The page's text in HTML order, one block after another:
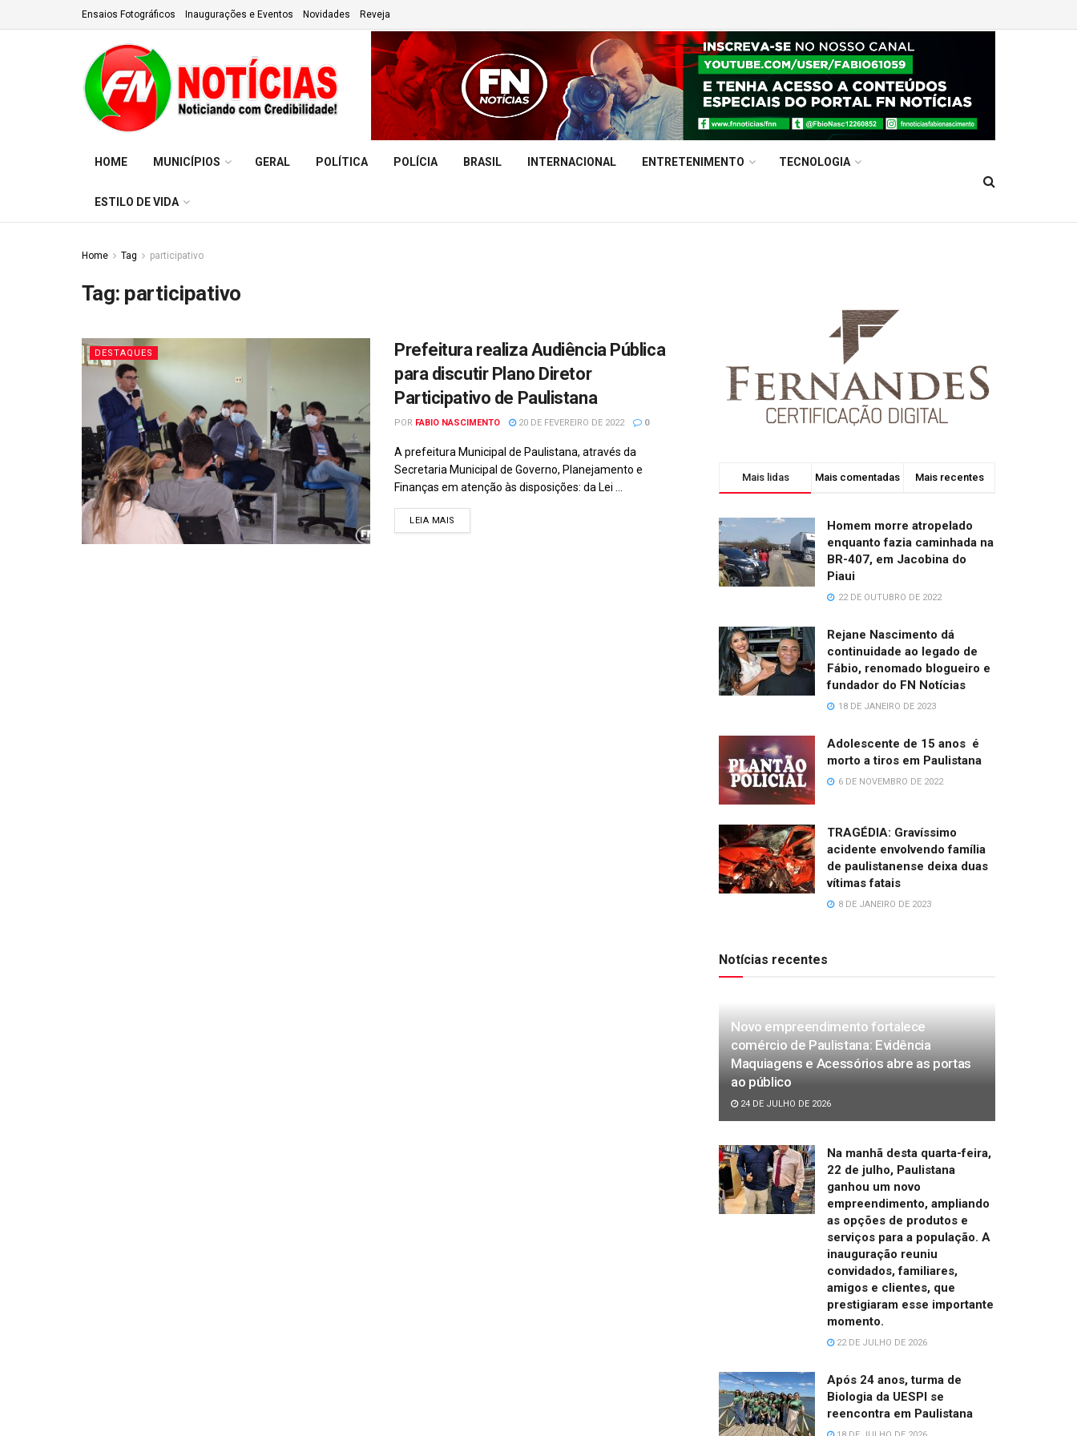
Ensaios Fotográficos Inaugurações e Eventos Novidades Reveja
HOME MUNICÍPIOS GERAL POLÍTICA POLÍCIA BRASIL INTERNACIONAL ENTRETENIMENTO TECNOLOGIA
ESTILO DE VIDA
Home Tag participativo
Tag: participativo
DESTAQUES
Prefeitura realiza Audiência Pública
para discutir Plano Diretor
Participativo de Paulistana
POR FABIO NASCIMENTO 20 DE FEVEREIRO DE 2022 0
A prefeitura Municipal de Paulistana, através da
Secretaria Municipal de Governo, Planejamento e
Finanças em atenção às disposições: da Lei ...
LEIA MAIS
Mais lidas Mais comentadas Mais recentes
Homem morre atropelado
enquanto fazia caminhada na
BR-407, em Jacobina do
Piaui
22 DE OUTUBRO DE 2022
Rejane Nascimento dá
continuidade ao legado de
Fábio, renomado blogueiro e
fundador do FN Notícias
18 DE JANEIRO DE 2023
Adolescente de 15 anos é
morto a tiros em Paulistana
6 DE NOVEMBRO DE 2022
TRAGÉDIA: Gravíssimo
acidente envolvendo família
de paulistanense deixa duas
vítimas fatais
8 DE JANEIRO DE 2023
Notícias recentes
Novo empreendimento fortalece
comércio de Paulistana: Evidência
Maquiagens e Acessórios abre as portas
ao público
24 DE JULHO DE 2026
Na manhã desta quarta-feira,
22 de julho, Paulistana
ganhou um novo
empreendimento, ampliando
as opções de produtos e
serviços para a população. A
inauguração reuniu
convidados, familiares,
amigos e clientes, que
prestigiaram esse importante
momento.
22 DE JULHO DE 2026
Após 24 anos, turma de
Biologia da UESPI se
reencontra em Paulistana